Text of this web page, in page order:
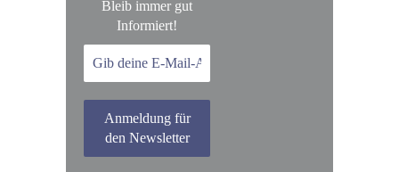
Bleib immer gut
Informiert!